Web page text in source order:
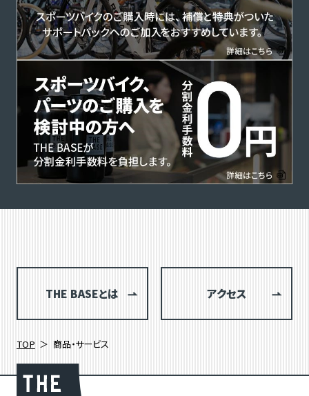
THE BASEとは アクセス
TOP 商品・サービス